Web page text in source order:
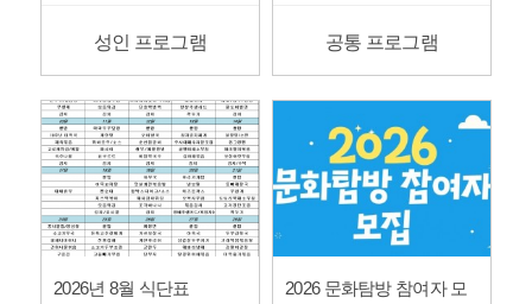
성인 프로그램 공통 프로그램
2026년 8월 식단표
2026 문화탐방 참여자 모